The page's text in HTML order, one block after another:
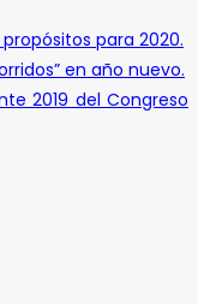
para 2020.
en año nuevo.
2019 del Congreso